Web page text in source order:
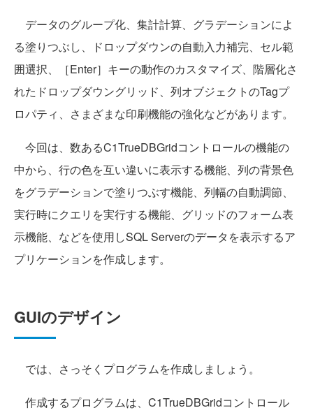
データのグループ化、集計計算、グラデーションによ
る塗りつぶし、ドロップダウンの自動入力補完、セル範
囲選択、［Enter］キーの動作のカスタマイズ、階層化さ
れたドロップダウングリッド、列オブジェクトのTagプ
ロパティ、さまざまな印刷機能の強化などがあります。
今回は、数あるC1TrueDBGridコントロールの機能の
中から、行の色を互い違いに表示する機能、列の背景色
をグラデーションで塗りつぶす機能、列幅の自動調節、
実行時にクエリを実行する機能、グリッドのフォーム表
示機能、などを使用しSQL Serverのデータを表示するア
プリケーションを作成します。
GUIのデザイン
では、さっそくプログラムを作成しましょう。
作成するプログラムは、C1TrueDBGridコントロール